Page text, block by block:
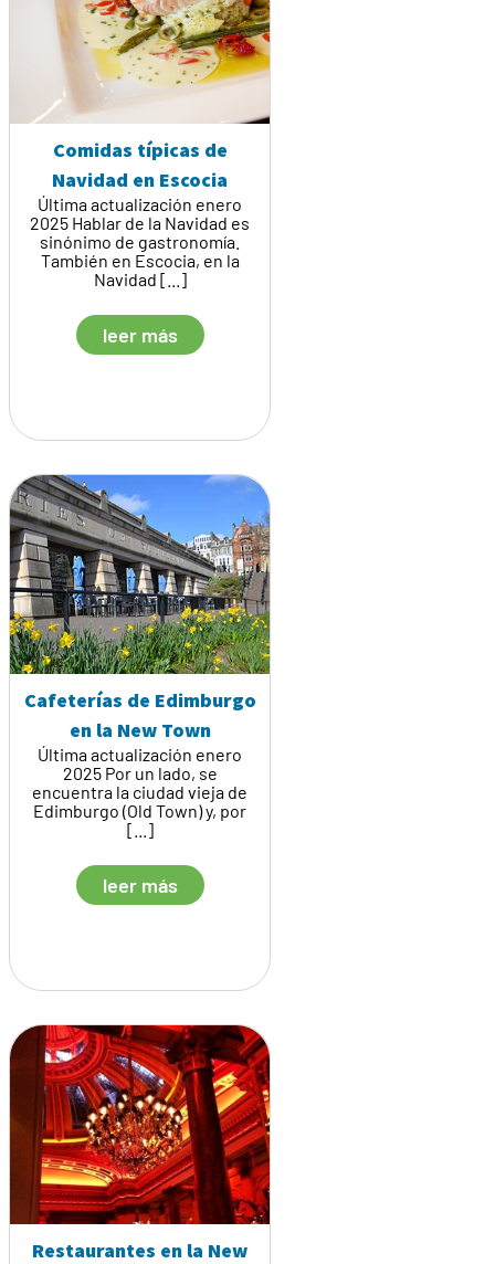
Comidas típicas de
Navidad en Escocia
Última actualización enero
2025 Hablar de la Navidad es
sinónimo de gastronomía.
También en Escocia, en la
Navidad [...]
leer más
Cafeterías de Edimburgo
en la New Town
Última actualización enero
2025 Por un lado, se
encuentra la ciudad vieja de
Edimburgo (Old Town) y, por
[...]
leer más
Restaurantes en la New